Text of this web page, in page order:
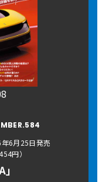
6月25日発売
円）